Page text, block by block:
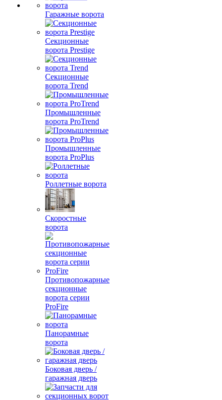
Гаражные ворота
Секционные
ворота Prestige
Секционные
ворота Trend
Промышленные
ворота ProTrend
Промышленные
ворота ProPlus
Роллетные ворота
Скоростные
ворота
Противопожарные
секционные
ворота серии
ProFire
Панорамные
ворота
Боковая дверь /
гаражная дверь